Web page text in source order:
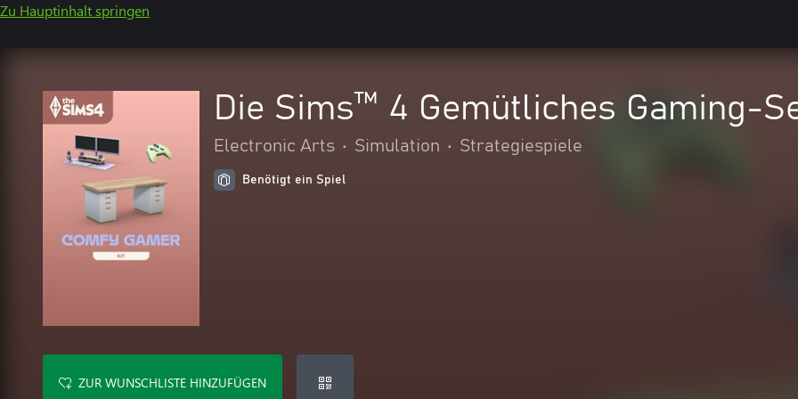
Zu Hauptinhalt springen
Die Sims™ 4 Gemütliches Gaming-
Electronic Arts • Simulation • Strategiespiele
Benötigt ein Spiel
ZUR WUNSCHLISTE HINZUFÜGEN